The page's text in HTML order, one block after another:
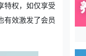
特权，如仅享受
有效激发了会员